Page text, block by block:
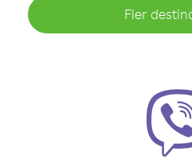
Fler